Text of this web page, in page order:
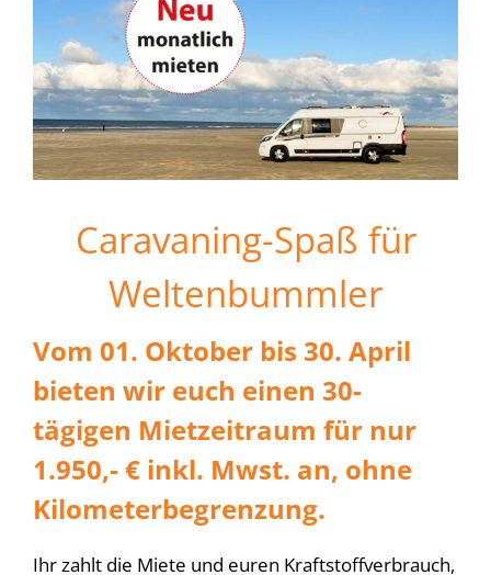
Caravaning-Spaß für
Weltenbummler
Vom 01. Oktober bis 30. April
bieten wir euch einen 30-
tägigen Mietzeitraum für nur
1.950,- € inkl. Mwst. an, ohne
Kilometerbegrenzung.
Ihr zahlt die Miete und euren Kraftstoffverbrauch,